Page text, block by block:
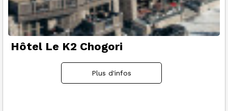
Hôtel Le K2 Chogori
Plus d'infos